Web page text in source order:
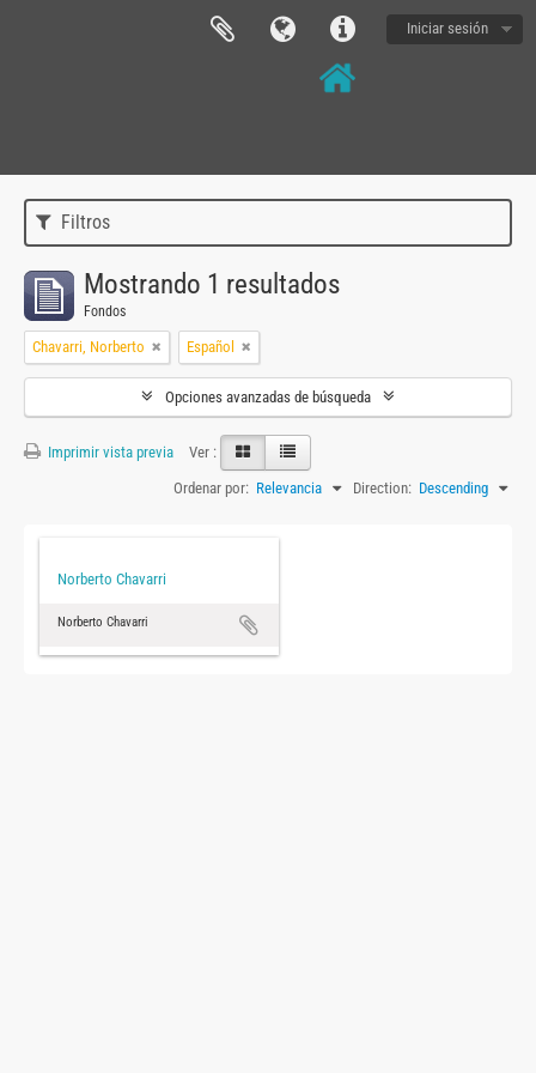
Iniciar sesión
Filtros
Mostrando 1 resultados
Fondos
Chavarri, Norberto Español
Opciones avanzadas de búsqueda
Imprimir vista previa
Ver :
Ordenar por: Relevancia Direction: Descending
Norberto Chavarri
Norberto Chavarri